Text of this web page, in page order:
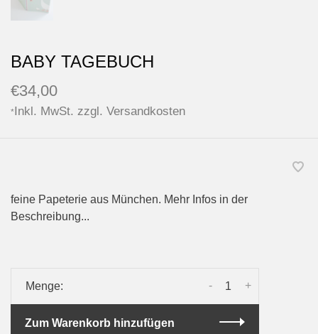
BABY TAGEBUCH
€34,00
*Inkl. MwSt. zzgl. Versandkosten
feine Papeterie aus München. Mehr Infos in der
Beschreibung...
Menge: +
-
Zum Warenkorb hinzufügen